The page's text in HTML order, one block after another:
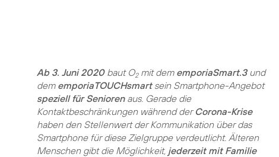
Ab 3. Juni 2020baut O2mit dem emporiaSmart.3und
dem emporiaTOUCHsmartsein Smartphone-Angebot
speziell für Seniorenaus. Gerade die
Kontaktbeschränkungen während der Corona-Krise
haben den Stellenwert der Kommunikation über das
Smartphone für diese Zielgruppe verdeutlicht. Älteren
Menschen gibt die Möglichkeit, jederzeit mit Familie